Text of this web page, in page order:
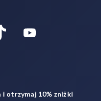
i otrzymaj 10% zniżki